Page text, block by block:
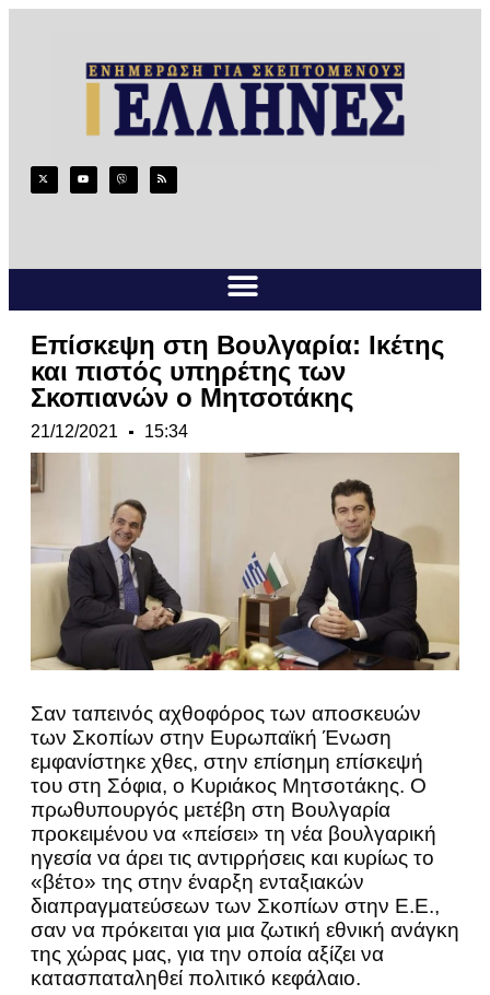
Επίσκεψη στη Βουλγαρία: Ικέτης
και πιστός υπηρέτης των
Σκοπιανών ο Μητσοτάκης
21/12/2021 15:34
Σαν ταπεινός αχθοφόρος των αποσκευών
των Σκοπίων στην Ευρωπαϊκή Ένωση
εμφανίστηκε χθες, στην επίσημη επίσκεψή
του στη Σόφια, ο Κυριάκος Μητσοτάκης. Ο
πρωθυπουργός μετέβη στη Βουλγαρία
προκειμένου να «πείσει» τη νέα βουλγαρική
ηγεσία να άρει τις αντιρρήσεις και κυρίως το
«βέτο» της στην έναρξη ενταξιακών
διαπραγματεύσεων των Σκοπίων στην Ε.Ε.,
σαν να πρόκειται για μια ζωτική εθνική ανάγκη
της χώρας μας, για την οποία αξίζει να
κατασπαταληθεί πολιτικό κεφάλαιο.